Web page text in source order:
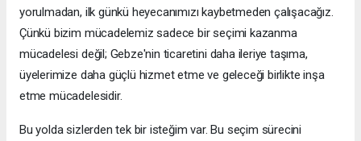
yorulmadan, ilk günkü heyecanımızı kaybetmeden çalışacağız.
Çünkü bizim mücadelemiz sadece bir seçimi kazanma
mücadelesi değil; Gebze'nin ticaretini daha ileriye taşıma,
üyelerimize daha güçlü hizmet etme ve geleceği birlikte inşa
etme mücadelesidir.
Bu yolda sizlerden tek bir isteğim var. Bu seçim sürecini